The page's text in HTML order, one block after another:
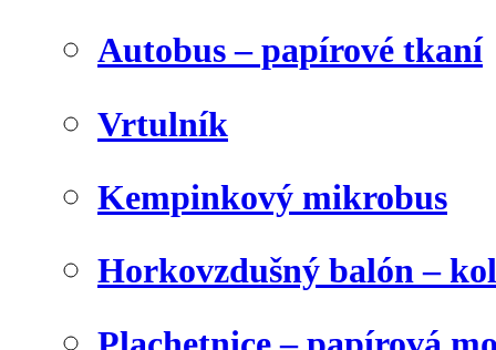
Autobus – papírové tkaní
Vrtulník
Kempinkový mikrobus
Horkovzdušný balón –